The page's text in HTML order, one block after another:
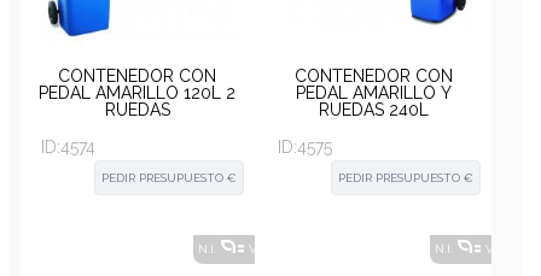
CONTENEDOR CON
PEDAL AMARILLO 120L 2
RUEDAS
ID:4574
PEDIR PRESUPUESTO €
CONTENEDOR CON
PEDAL AMARILLO Y
RUEDAS 240L
ID:4575
PEDIR PRESUPUESTO €
N.I. VER ALTERNATIVAS N.I. VER